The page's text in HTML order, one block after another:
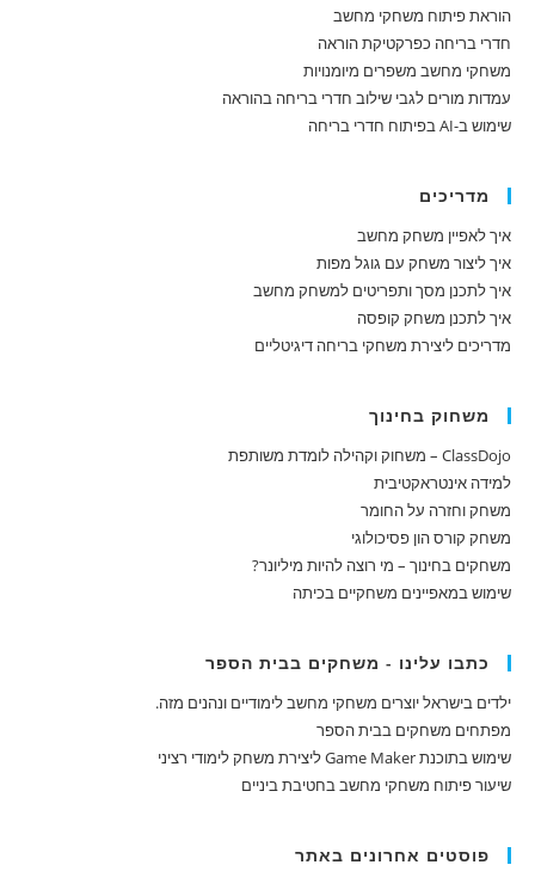
הוראת פיתוח משחקי מחשב
חדרי בריחה כפרקטיקת הוראה
משחקי מחשב משפרים מיומנויות
עמדות מורים לגבי שילוב חדרי בריחה בהוראה
שימוש ב-AI בפיתוח חדרי בריחה
מדריכים
איך לאפיין משחק מחשב
איך ליצור משחק עם גוגל מפות
איך לתכנן מסך ותפריטים למשחק מחשב
איך לתכנן משחק קופסה
מדריכים ליצירת משחקי בריחה דיגיטליים
משחוק בחינוך
ClassDojo – משחוק וקהילה לומדת משותפת
למידה אינטראקטיבית
משחק וחזרה על החומר
משחק קורס הון פסיכולוגי
משחקים בחינוך – מי רוצה להיות מיליונר?
שימוש במאפיינים משחקיים בכיתה
כתבו עלינו - משחקים בבית הספר
ילדים בישראל יוצרים משחקי מחשב לימודיים ונהנים מזה.
מפתחים משחקים בבית הספר
שימוש בתוכנת Game Maker ליצירת משחק לימודי רציני
שיעור פיתוח משחקי מחשב בחטיבת ביניים
פוסטים אחרונים באתר